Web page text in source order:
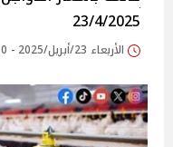
23/4/2025
الأربعاء 23/أبريل/2025 - 11:00 ص